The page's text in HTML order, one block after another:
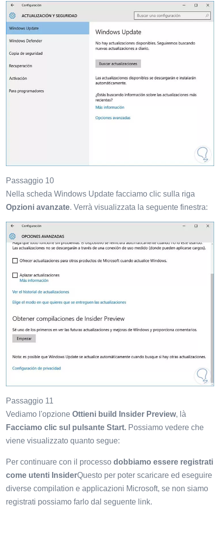
Passaggio 10
Nella scheda Windows Update facciamo clic sulla riga
Opzioni avanzate. Verrà visualizzata la seguente finestra:
Passaggio 11
Vediamo l'opzione Ottieni build Insider Preview, là
Facciamo clic sul pulsante Start. Possiamo vedere che
viene visualizzato quanto segue:
Per continuare con il processo dobbiamo essere registrati
come utenti InsiderQuesto per poter scaricare ed eseguire
diverse compilation e applicazioni Microsoft, se non siamo
registrati possiamo farlo dal seguente link.